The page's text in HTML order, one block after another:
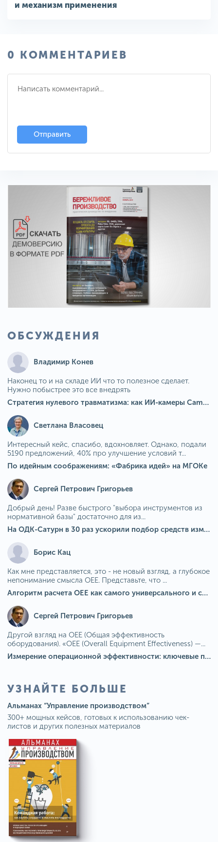
и механизм применения
0 КОММЕНТАРИЕВ
Отправить
ОБСУЖДЕНИЯ
Владимир Конев
Наконец то и на складе ИИ что то полезное сделает.
Нужно побыстрее это все внедрять
Стратегия нулевого травматизма: как ИИ-камеры Camkord снижают риск наезда на пешехода при работе на погрузчике
Светлана Власовец
Интересный кейс, спасибо, вдохновляет. Однако, подали
5190 предложений, 40% про улучшение условий т...
По идейным соображениям: «Фабрика идей» на МГОКе
Сергей Петрович Григорьев
Добрый день! Разве быстрого "выбора инструментов из
нормативной базы" достаточно для из...
На ОДК-Сатурн в 30 раз ускорили подбор средств измерения для контроля качества продукции
Борис Кац
Как мне представляется, это - не новый взгляд, а глубокое
непонимание смысла OEE. Представьте, что ...
Алгоритм расчета ОЕЕ как самого универсального и современного показателя эффективности оборудования в мире
Сергей Петрович Григорьев
Другой взгляд на OEE (Общая эффективность
оборудования). «OEE (Overall Equipment Effectiveness) —...
Измерение операционной эффективности: ключевые показатели для непрерывного совершенствования
УЗНАЙТЕ БОЛЬШЕ
Альманах “Управление производством”
300+ мощных кейсов, готовых к использованию чек-
листов и других полезных материалов